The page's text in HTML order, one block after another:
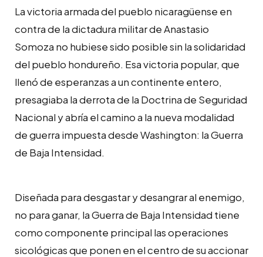
La victoria armada del pueblo nicaragüense en
contra de la dictadura militar de Anastasio
Somoza no hubiese sido posible sin la solidaridad
del pueblo hondureño. Esa victoria popular, que
llenó de esperanzas a un continente entero,
presagiaba la derrota de la Doctrina de Seguridad
Nacional y abría el camino a la nueva modalidad
de guerra impuesta desde Washington: la Guerra
de Baja Intensidad.
Diseñada para desgastar y desangrar al enemigo,
no para ganar, la Guerra de Baja Intensidad tiene
como componente principal las operaciones
sicológicas que ponen en el centro de su accionar